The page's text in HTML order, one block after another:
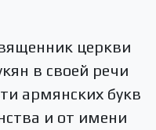
церкви
в своей речи
армянских букв
и от имени